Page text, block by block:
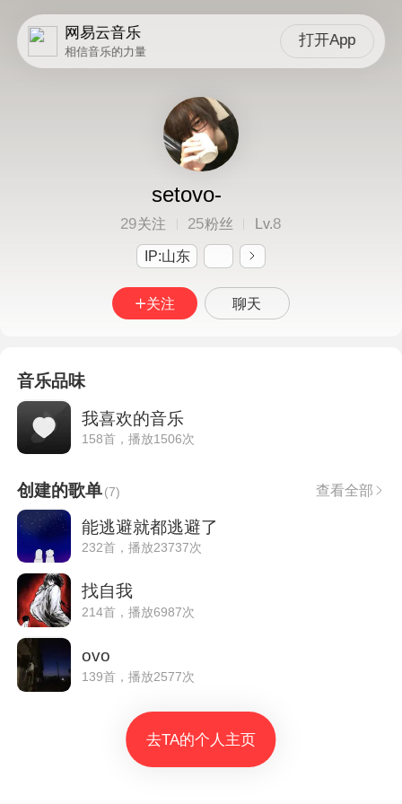
网易云音乐
相信音乐的力量
打开App
setovo-
29关注 25粉丝 Lv.8
IP:山东
关注 聊天
音乐品味
我喜欢的音乐
158首，播放1506次
创建的歌单(7) 查看全部
能逃避就都逃避了
232首，播放23737次
找自我
214首，播放6987次
ovo
139首，播放2577次
去TA的个人主页